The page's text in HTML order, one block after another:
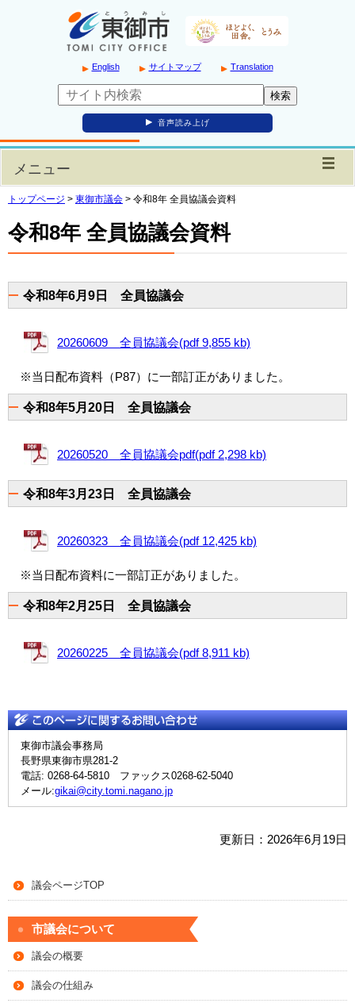
English サイトマップ Translation
音声読み上げ
メニュー
トップページ > 東御市議会 > 令和8年 全員協議会資料
令和8年 全員協議会資料
令和8年6月9日 全員協議会
20260609 全員協議会(pdf 9,855 kb)
※当日配布資料（P87）に一部訂正がありました。
令和8年5月20日 全員協議会
20260520 全員協議会pdf(pdf 2,298 kb)
令和8年3月23日 全員協議会
20260323 全員協議会(pdf 12,425 kb)
※当日配布資料に一部訂正がありました。
令和8年2月25日 全員協議会
20260225 全員協議会(pdf 8,911 kb)
東御市議会事務局
長野県東御市県281-2
電話: 0268-64-5810 ファックス0268-62-5040
メール:gikai@city.tomi.nagano.jp
更新日：2026年6月19日
議会ページTOP
市議会について
議会の概要
議会の仕組み